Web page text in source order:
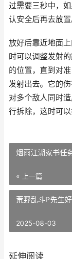
过需要三秒中，
认安全后再去放置
放好后靠近地面
时可以调整发射
的位置，直到对
发射出去。它的
对多个敌人同时
行拆除，这时可
烟雨江湖家书任
« 上一篇
荒野乱斗P先生
2025-08-03
延伸阅读